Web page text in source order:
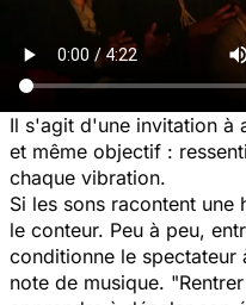
Il s'agit d'une invitation à
et même objectif :
chaque vibration.
Si les sons racontent
le conteur. Peu à peu,
conditionne le
note de musique. "